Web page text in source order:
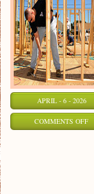
APRIL - 6 - 2026
COMMENTS OFFON